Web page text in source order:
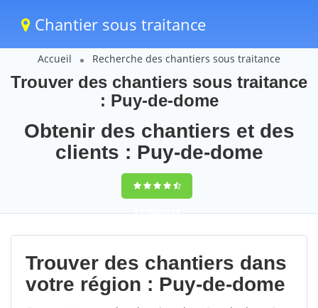
Chantier sous traitance
Accueil Recherche des chantiers sous traitance
Trouver des chantiers sous traitance
: Puy-de-dome
Obtenir des chantiers et des
clients : Puy-de-dome
9,5(100%)85
votes
Trouver des chantiers dans
votre région : Puy-de-dome